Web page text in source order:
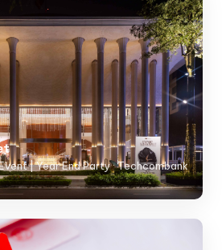
| Year End Party · Techcombank